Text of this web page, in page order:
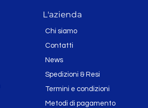
L'azienda
Chi siamo
Contatti
News
Spedizioni & Resi
Termini e condizioni
Metodi di pagamento